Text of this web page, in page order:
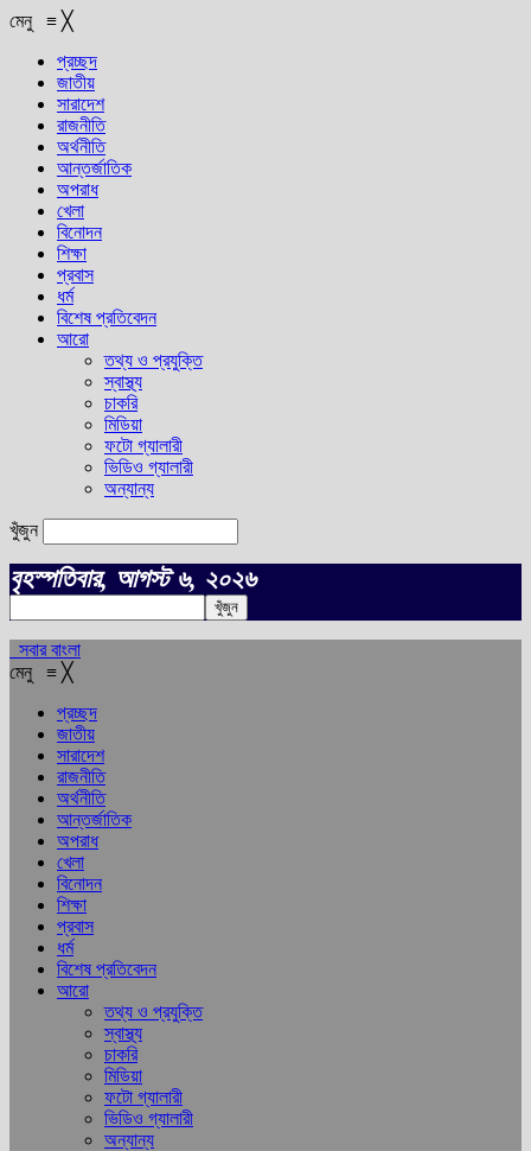
মেনু ≡ ╳
প্রচ্ছদ
জাতীয়
সারাদেশ
রাজনীতি
অর্থনীতি
আন্তর্জাতিক
অপরাধ
খেলা
বিনোদন
শিক্ষা
প্রবাস
ধর্ম
বিশেষ প্রতিবেদন
আরো
তথ্য ও প্রযুক্তি
স্বাস্থ্য
চাকরি
মিডিয়া
ফটো গ্যালারী
ভিডিও গ্যালারী
অন্যান্য
খুঁজুন
বৃহস্পতিবার, আগস্ট ৬, ২০২৬
সবার বাংলা
মেনু ≡ ╳
প্রচ্ছদ
জাতীয়
সারাদেশ
রাজনীতি
অর্থনীতি
আন্তর্জাতিক
অপরাধ
খেলা
বিনোদন
শিক্ষা
প্রবাস
ধর্ম
বিশেষ প্রতিবেদন
আরো
তথ্য ও প্রযুক্তি
স্বাস্থ্য
চাকরি
মিডিয়া
ফটো গ্যালারী
ভিডিও গ্যালারী
অন্যান্য